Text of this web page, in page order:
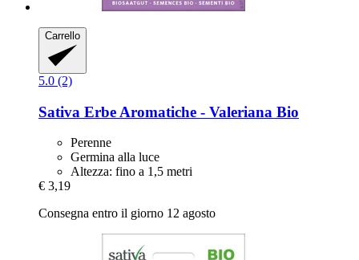
Carrello
5.0 (2)
Sativa Erbe Aromatiche -​ Valeriana Bio
Perenne
Germina alla luce
Altezza: fino a 1,5 metri
€ 3,19
Consegna entro il giorno 12 agosto